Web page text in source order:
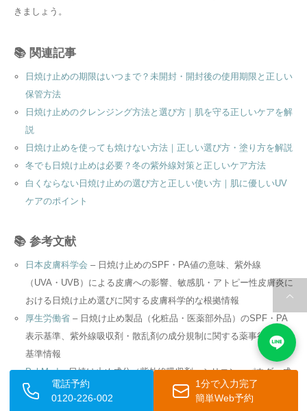
きましょう。
📚 関連記事
日焼け止めの期限はいつまで？未開封・開封後の使用期限と正しい
保管方法
日焼け止めのクレンジング方法と選び方｜肌を守る正しいケアを解
説
日焼け止めを使っても焼けない方法｜正しい選び方・塗り方を解説
冬でも日焼け止めは必要？冬の紫外線対策と正しいケア方法
白くならない日焼け止めの選び方と正しい使い方｜肌に優しいUV
ケアのポイント
📚 参考文献
日本皮膚科学会 – 日焼け止めのSPF・PA値の意味、紫外線
（UVA・UVB）による皮膚への影響、敏感肌・アトピー性皮膚炎に
おける日焼け止め選びに関する皮膚科学的な根拠情報
厚生労働省– 日焼け止め製品（化粧品・医薬部外品）のSPF・PA
表示基準、紫外線吸収剤・散乱剤の成分規制に関する薬事行政上の
基準情報
PubMed– 日焼け止め成分（紫外線吸収剤・シリコン・パウダー成
分）による接触皮膚炎・肌荒れに関する国際的な皮膚科学研究文献
電話予約
0120-226-002
1分で入力完了
簡単Web予約